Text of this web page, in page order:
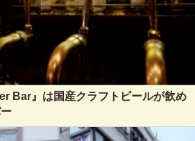
Bar』は国産クラフトビールが飲め